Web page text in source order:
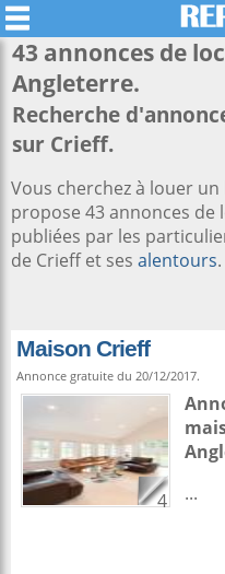
43 annonces de
Angleterre.
Recherche
sur Crieff.
Vous cherchez à louer
propose 43 annonces de
publiées par les
de Crieff et ses alentours.
Maison Crieff
Annonce gratuite du 20/12/2017.
4
...